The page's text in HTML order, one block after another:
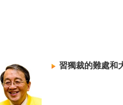
習獨裁的難處和